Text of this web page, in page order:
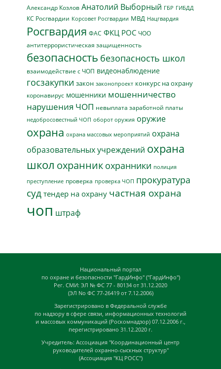
Александр Козлов Анатолий Выборный ГБР ГИБДД
КС Росгвардии Корсовет Росгвардии МВД Нацгвардия
Росгвардия ФАС ФКЦ РОС ЧОО
антитеррористическая защищенность
безопасность безопасность школ
взаимодействие с ЧОП видеонаблюдение
госзакупки закон законопроект конкурс на охрану
коронавирус мошенники мошенничество
нарушения ЧОП невыплата заработной платы
недобросовестный ЧОП оборот оружия оружие
охрана охрана массовых мероприятий охрана
образовательных учреждений охрана
школ охранник охранники полиция
преступление проверка проверка ЧОП прокуратура
суд тендер на охрану частная охрана
чоп штраф
Национальный портал
по охране и безопасности "ГардИнфо" ("ГардИнфо")
Рег. СМИ: ЭЛ № ФС 77 - 80134 от 31.12.2020
(ЭЛ No ФС 77-26419 от 7.12.2006)
Зарегистрировано в Федеральной службе
по надзору в сфере связи, информационных технологий
и массовых коммуникаций (Роскомнадзор) 07.12.2006 г.,
перегистрировано 31.12.2020 г.
Учредитель: Ассоциация "Координационный центр
руководителей охранно-сыскных структур"
(Ассоциация "КЦ РОСС")